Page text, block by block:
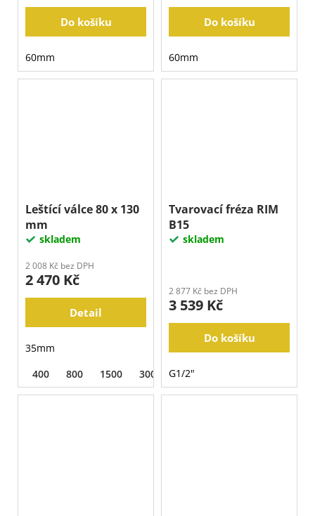
Do košíku
60mm
Do košíku
60mm
Leštící válce 80 x 130
mm
skladem
2 008 Kč bez DPH
2 470 Kč
Detail
35mm
400
800 1500 3000 BUFF
Tvarovací fréza RIM
B15
skladem
2 877 Kč bez DPH
3 539 Kč
Do košíku
G1/2"